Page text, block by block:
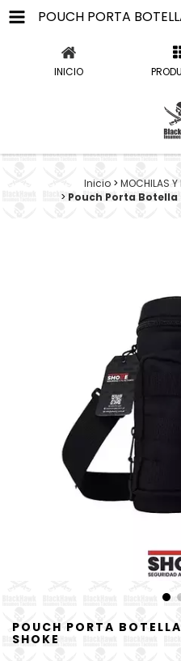
INICIO
Inicio > MOCHILAS Y
> Pouch Porta Botella
POUCH PORTA
SHOKE